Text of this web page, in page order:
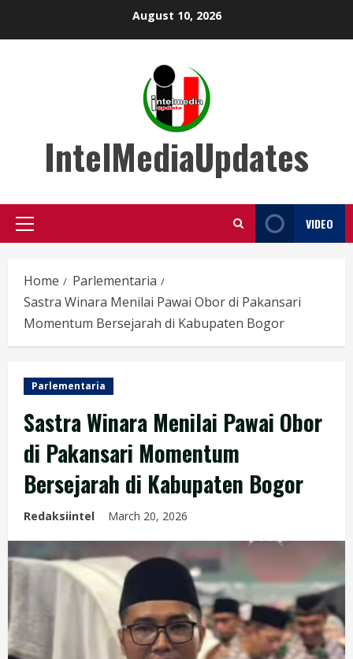
August 10, 2026
IntelMediaUpdates
Primary
VIDEO
Home
Parlementaria
Sastra Winara Menilai Pawai Obor di Pakansari
Momentum Bersejarah di Kabupaten Bogor
Parlementaria
Sastra Winara Menilai Pawai Obor
di Pakansari Momentum
Bersejarah di Kabupaten Bogor
Redaksiintel March 20, 2026